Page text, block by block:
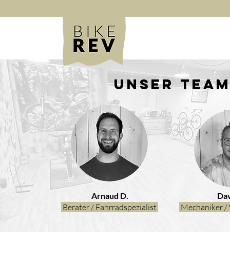
Unser
Arnaud D.
Berater / Fahrradspezialist Mechaniker